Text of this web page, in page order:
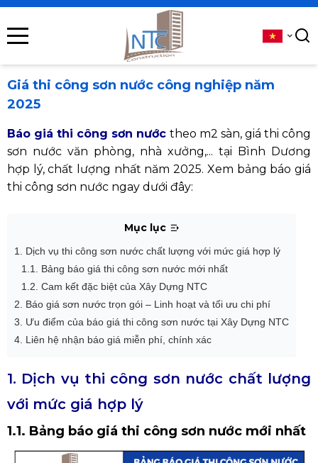
Giá thi công sơn nước công nghiệp năm
2025
Báo giá thi công sơn nước theo m2 sàn, giá thi công
sơn nước văn phòng, nhà xưởng,... tại Bình Dương
hợp lý, chất lượng nhất năm 2025. Xem bảng báo giá
thi công sơn nước ngay dưới đây:
Mục lục
1. Dịch vụ thi công sơn nước chất lượng với mức giá hợp lý
1.1. Bảng báo giá thi công sơn nước mới nhất
1.2. Cam kết đặc biệt của Xây Dựng NTC
2. Báo giá sơn nước trọn gói – Linh hoạt và tối ưu chi phí
3. Ưu điểm của báo giá thi công sơn nước tại Xây Dựng NTC
4. Liên hệ nhận báo giá miễn phí, chính xác
1. Dịch vụ thi công sơn nước chất lượng
với mức giá hợp lý
1.1. Bảng báo giá thi công sơn nước mới nhất